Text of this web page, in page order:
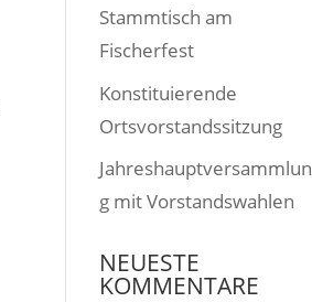
Stammtisch am
Fischerfest
Konstituierende
Ortsvorstandssitzung
Jahreshauptversammlun
g mit Vorstandswahlen
NEUESTE
KOMMENTARE